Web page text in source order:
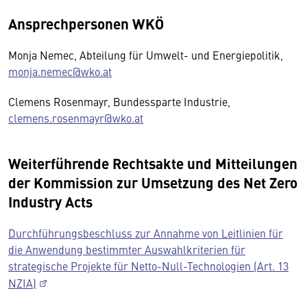
Ansprechpersonen WKÖ
Monja Nemec, Abteilung für Umwelt- und Energiepolitik,
monja.nemec@wko.at
Clemens Rosenmayr, Bundessparte Industrie,
clemens.rosenmayr@wko.at
Weiterführende Rechtsakte und Mitteilungen
der Kommission zur Umsetzung des Net Zero
Industry Acts
Durchführungsbeschluss zur Annahme von Leitlinien für
die Anwendung bestimmter Auswahlkriterien für
strategische Projekte für Netto-Null-Technologien (Art. 13
NZIA)